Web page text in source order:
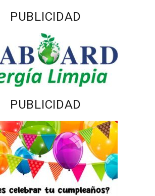
PUBLICIDAD
PUBLICIDAD